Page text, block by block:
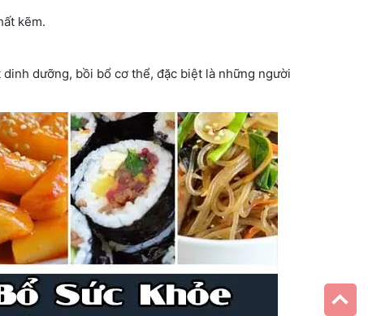
kẽm.
dưỡng, bồi bổ cơ thể, đặc biệt là những người